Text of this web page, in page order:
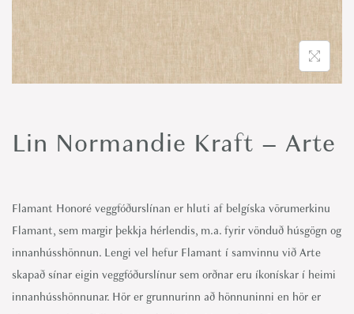
Lin Normandie Kraft – Arte
Flamant Honoré veggfóðurslínan er hluti af belgíska vörumerkinu
Flamant, sem margir þekkja hérlendis, m.a. fyrir vönduð húsgögn og
innanhússhönnun. Lengi vel hefur Flamant í samvinnu við Arte
skapað sínar eigin veggfóðurslínur sem orðnar eru íkonískar í heimi
innanhússhönnunar. Hör er grunnurinn að hönnuninni en hör er